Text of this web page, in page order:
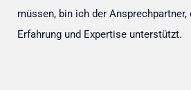
müssen, bin ich der
Erfahrung und Expertise unterstützt.